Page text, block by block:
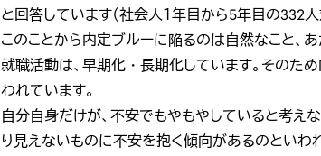
と回答しています（社会人１年目から5年目の332人
このことから内定ブルーに陥るのは自然なこと、あ
就職活動は、早期化・長期化しています。そのた
われています。
自分自身だけが、不安でもやもやしていると考え
り見えないものに不安を抱く傾向があるのといわ